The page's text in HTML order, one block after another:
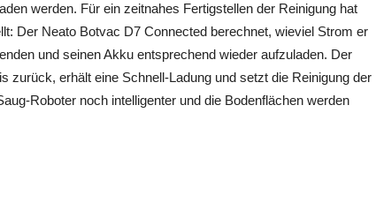
werden. Für ein zeitnahes Fertigstellen der Reinigung hat
Der Neato Botvac D7 Connected berechnet, wieviel Strom er
und seinen Akku entsprechend wieder aufzuladen. Der
zurück, erhält eine Schnell-Ladung und setzt die Reinigung der
Roboter noch intelligenter und die Bodenflächen werden